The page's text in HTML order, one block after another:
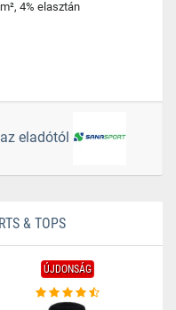
4% elasztán
eladótól
& TOPS
ÚJDONSÁG